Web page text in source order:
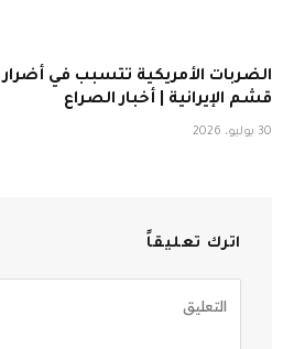
الضربات الأمريكية تتسبب في
قشم الإيرانية | أخبار الصراع
30 يوليو، 2026
اترك تعليقاً